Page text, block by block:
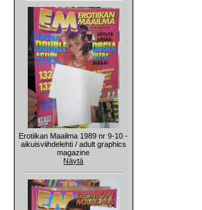
Erotiikan Maailma 1989 nr 9-10 -
aikuisviihdelehti / adult graphics
magazine
Näytä